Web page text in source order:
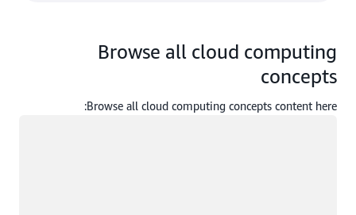
Browse all cloud computing
concepts
Browse all cloud computing concepts content here: